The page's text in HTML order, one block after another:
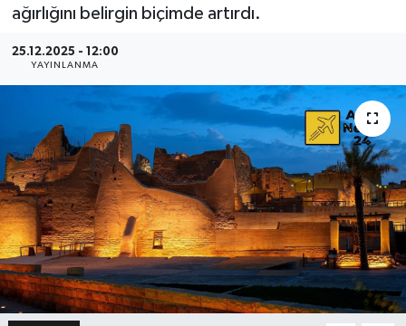
ağırlığını belirgin biçimde artırdı.
25.12.2025 - 12:00
YAYINLANMA